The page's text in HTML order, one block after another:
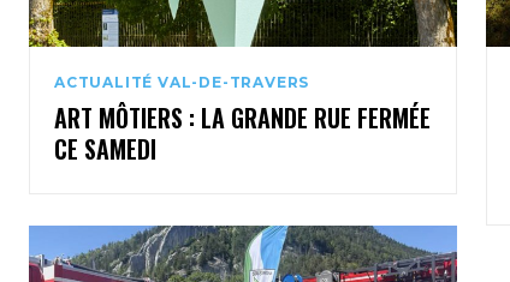
ACTUALITÉ VAL-DE-TRAVERS
ART MÔTIERS : LA GRANDE RUE FERMÉE
CE SAMEDI